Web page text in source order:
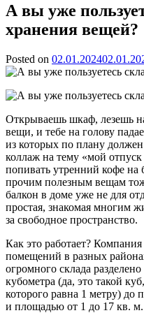
А вы уже
хранения вещей?
Posted on 02.01.2024
Открываешь шкаф, лезешь
вещи, и тебе на голову
из которых по плану
коллаж на тему «мой
попивать утренний кофе
прочим полезным вещам
балкон в доме уже не для
простая, знакомая многим
за свободное пространство.
Как это работает?
помещений в разных
огромного склада
кубометра (да, это такой
которого равна 1 метру)
и площадью от 1 до 17 кв. м.